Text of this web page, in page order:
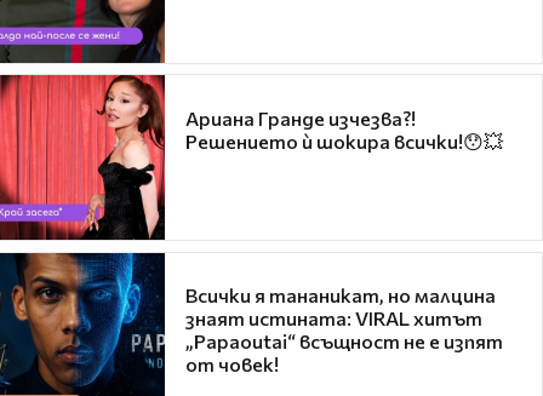
Ариана Гранде изчезва?!
Решението ѝ шокира всички!😯💥
Всички я тананикат, но малцина
знаят истината: VIRAL хитът
„Papaoutai“ всъщност не е изпят
от човек!